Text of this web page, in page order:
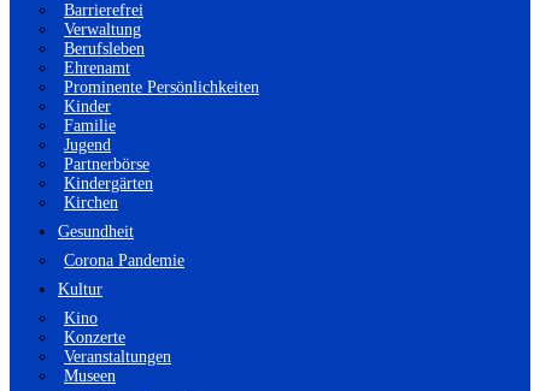
Barrierefrei
Verwaltung
Berufsleben
Ehrenamt
Prominente Persönlichkeiten
Kinder
Familie
Jugend
Partnerbörse
Kindergärten
Kirchen
Gesundheit
Corona Pandemie
Kultur
Kino
Konzerte
Veranstaltungen
Museen